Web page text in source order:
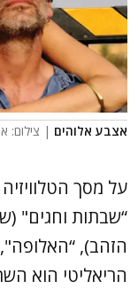
אצבע אלוהים | צילום:
על מסך
“שבתות וחגים"
הזהב), “האלופה",
הריאליטי הוא